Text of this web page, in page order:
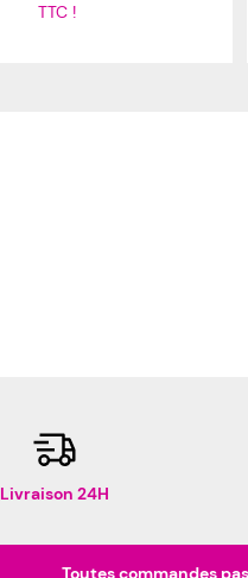
TTC !
Livraison 24H
Toutes commandes